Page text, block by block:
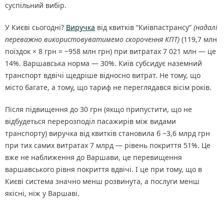
суспільний вибір.
У Києві сьогодні? Виручка від квитків “Київпастрансу” (надалі
переважно використовуватимемо скорочення КПТ) (119,7 млн
поїздок × 8 грн = ~958 млн грн) при витратах 7 021 млн — це
14%. Варшавська норма — 30%. Київ субсидує наземний
транспорт вдвічі щедріше відносно витрат. Не тому, що
місто багате, а тому, що тариф не переглядався вісім років.
Після підвищення до 30 грн (якщо припустити, що не
відбудеться перерозподіл пасажирів між видами
транспорту) виручка від квитків становила б ~3,6 млрд грн
при тих самих витратах 7 млрд — рівень покриття 51%. Це
вже не наближення до Варшави, це перевищення
варшавського рівня покриття вдвічі. І це при тому, що в
Києві система значно менш розвинута, а послуги менш
якісні, ніж у Варшаві.